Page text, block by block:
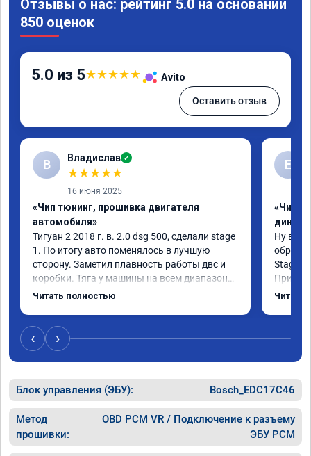
Отзывы о нас: рейтинг 5.0 на основании
850 оценок
5.0 из 5★★★★★ Avito
Оставить отзыв
В Владислав ✓
★★★★★
16 июня 2025
«Чип тюнинг, прошивка двигателя
автомобиля»
Тигуан 2 2018 г. в. 2.0 dsg 500, сделали stage
1. По итогу авто поменялось в лучшую
сторону. Заметил плавность работы двс и
коробки. Тяга у машины на всем диапазоне.
Впервые увидел расход по трассе меньше 8
стоит этих денег. Знал бы, сделал раньше.
Читать полностью
Е
«Чип
Ну вот,
Stage 1
При
всегда
Хочу
После
Чему я
Читать
‹ ›
Блок управления (ЭБУ): Bosch_EDC17C46
Метод
прошивки:
OBD PCM VR / Подключение к разъему
ЭБУ PCM